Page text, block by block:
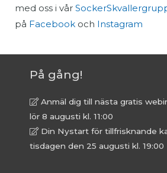
med oss i vår
på Facebook och Instagram
På gång!
Anmäl dig till nästa gratis
lör 8 augusti kl. 11:00
Din Nystart för tillfrisknande
tisdagen den 25 augusti kl. 19:00